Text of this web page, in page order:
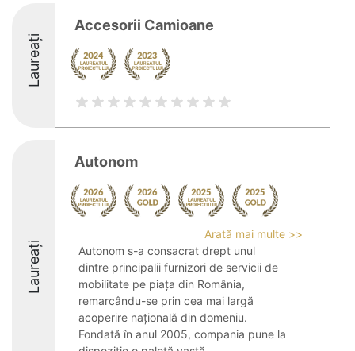
Laureați
Accesorii Camioane
Laureați
Autonom
Arată mai multe >>
Autonom s-a consacrat drept unul
dintre principalii furnizori de servicii de
mobilitate pe piața din România,
remarcându-se prin cea mai largă
acoperire națională din domeniu.
Fondată în anul 2005, compania pune la